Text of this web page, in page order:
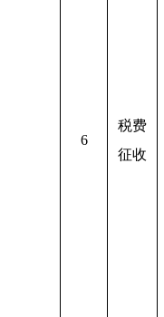
6
税费
征收